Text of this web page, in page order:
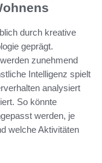
durch kreative
geprägt.
zunehmend
Intelligenz spielt
analysiert
So könnte
werden, je
welche Aktivitäten